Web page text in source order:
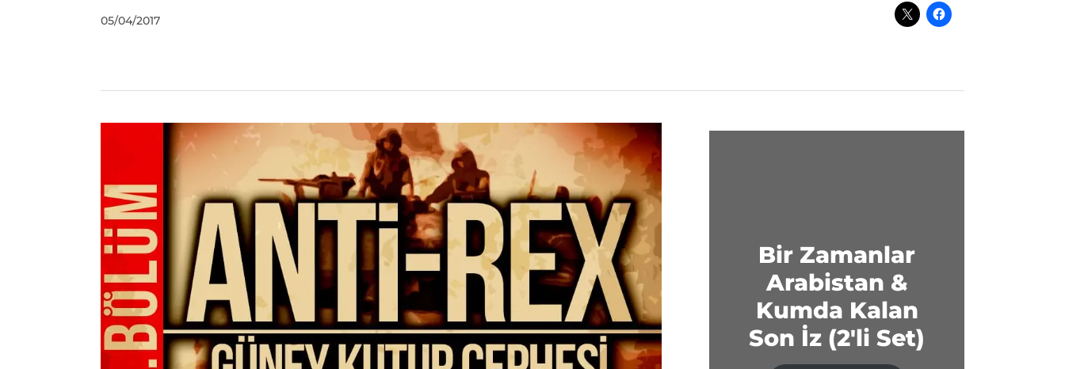
by
05/04/2017
Bir Zamanlar
Arabistan &
Kumda Kalan
Son İz (2'li Set)